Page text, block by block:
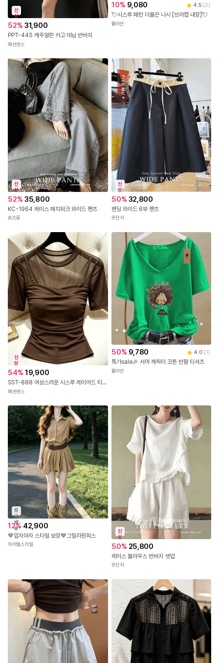
신
상
52% 31,900
PPT-445 캐주얼한 카고 데님 반바지
패션센스
10% 9,080 4.5 (2)
💘시스루 패턴 더블끈 나시 [브라캡 내장]💘
뮬리안
신
상
52% 35,800
KC-1964 레이스 패치워크 와이드 팬츠
로즈몽
신
상
50% 32,800
밴딩 와이드 6부 팬츠
옷단지
신
상
54% 19,900
SST-888 여성스러운 시스루 레이어드 티셔츠
패션센스
50% 9,780 4.0 (1 )
특가sale🎉 서머 캐릭터 코튼 반팔 티셔츠
뮬리안
무
료
배
송
12% 42,900
🤎입자마자 스타일 보장🤎그밀라원피스
아리엘스타일
신
상
50% 25,800
레이스 블라우스 반바지 셋업
옷단지